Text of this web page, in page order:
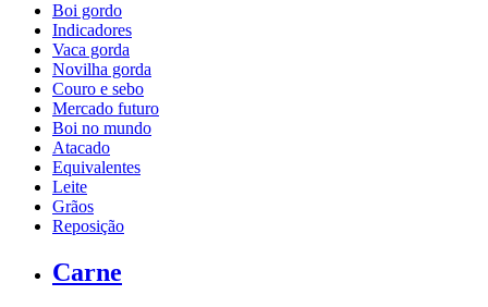
Boi gordo
Indicadores
Vaca gorda
Novilha gorda
Couro e sebo
Mercado futuro
Boi no mundo
Atacado
Equivalentes
Leite
Grãos
Reposição
Carne